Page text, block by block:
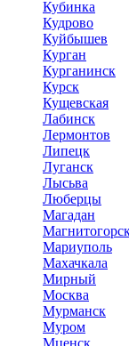
Кубинка
Кудрово
Куйбышев
Курган
Курганинск
Курск
Кущевская
Лабинск
Лермонтов
Липецк
Луганск
Лысьва
Люберцы
Магадан
Мариуполь
Махачкала
Мирный
Москва
Мурманск
Муром
Мценск